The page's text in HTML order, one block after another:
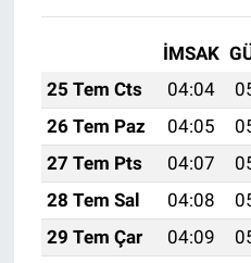
İMSAK
25 Tem Cts
04:04
26 Tem Paz
04:05
27 Tem Pts
04:07
28 Tem Sal
04:08
29 Tem Çar
04:09